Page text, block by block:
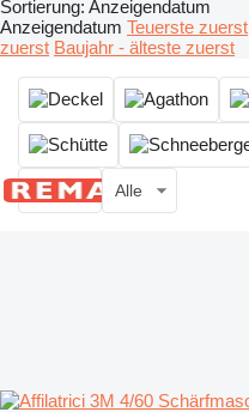
Sortierung: Anzeigendatum
Anzeigendatum Teuerste zuerst
zuerst Baujahr - älteste zuerst
Alle